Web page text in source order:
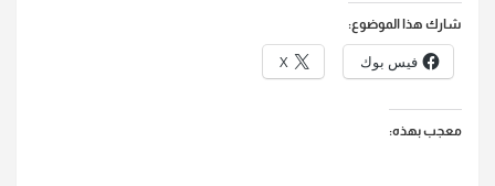
شارك هذا الموضوع:
فيس بوك X
معجب بهذه: